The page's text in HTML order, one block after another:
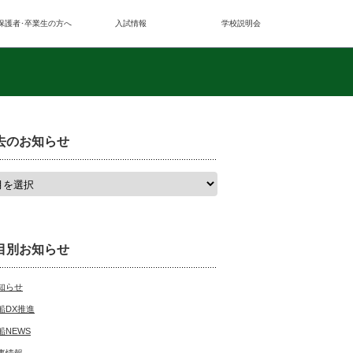
護者･卒業生の方へ 入試情報 学校説明会
のお知らせ
別お知らせ
らせ
DX推進
NEWS